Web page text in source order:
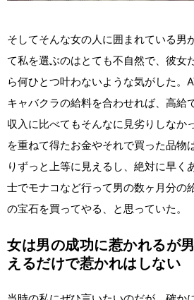
そしてそんな女の人に囲まれている男
て私を選ぶのはとても不自然で、彼女
ら何ひとつ叶わないような気がした。
キャバクラの給料を合わせれば、高給
収入に比べてもそんなに見劣りしなか
を重ねて得たお金やそれで買った品物
りずっと上等に見えるし、絶対に早く
士でモナコなど行って男の数ヶ月分の
の宝石を買ってやる、と思っていた。
女は男の成功に惹かれるが
えるだけで惹かれはしない